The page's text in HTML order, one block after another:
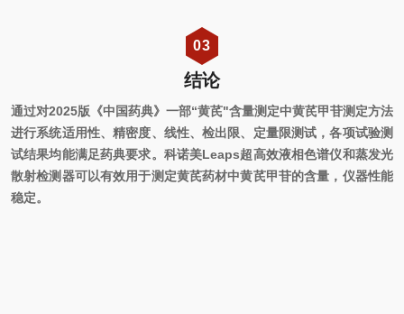
03
结论
通过对2025版《中国药典》一部“黄芪"含量测定中黄芪甲苷测定方法
进行系统适用性、精密度、线性、检出限、定量限测试，各项试验测
试结果均能满足药典要求。科诺美Leaps超高效液相色谱仪和蒸发光
散射检测器可以有效用于测定黄芪药材中黄芪甲苷的含量，仪器性能
稳定。